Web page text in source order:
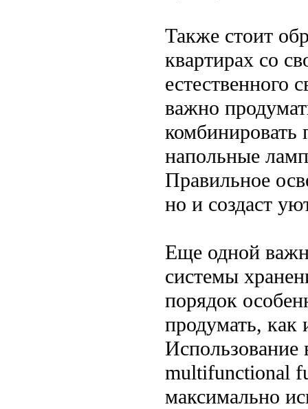
Также стоит
квартирах со
естественного
важно
комбинировать
напольные
Правильное
но и создаст
Еще одной
системы
порядок
продумать, как
multifunctional
максимально